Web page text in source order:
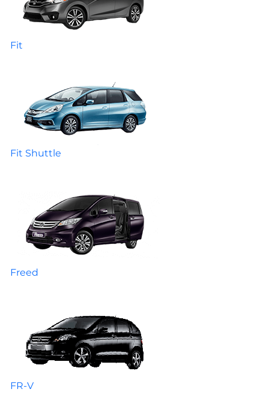
Fit
Fit Shuttle
Freed
FR-V